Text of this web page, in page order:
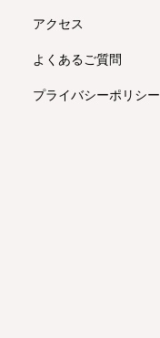
アクセス
よくあるご質問
プライバシーポリシー